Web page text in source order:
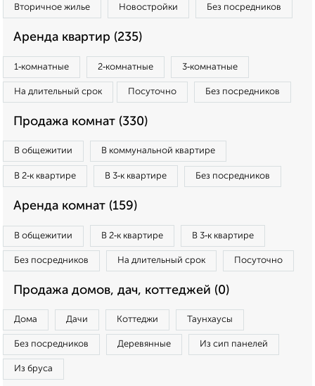
Вторичное жилье Новостройки Без посредников
Аренда квартир (235)
1‑комнатные 2‑комнатные 3‑комнатные
На длительный срок Посуточно Без посредников
Продажа комнат (330)
В общежитии В коммунальной квартире
В 2‑к квартире В 3‑к квартире Без посредников
Аренда комнат (159)
В общежитии В 2‑к квартире В 3‑к квартире
Без посредников На длительный срок Посуточно
Продажа домов, дач, коттеджей (0)
Дома Дачи Коттеджи Таунхаусы
Без посредников Деревянные Из сип панелей
Из бруса